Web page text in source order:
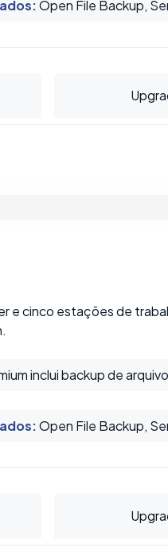
:Open File Backup,
e cinco estações de
inclui backup de
:Open File Backup,